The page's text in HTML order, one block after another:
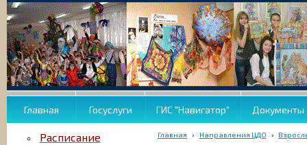
Главная Госуслуги ГИС "Навигатор" Документы
Расписание
Главная › Направления ЦДО ›